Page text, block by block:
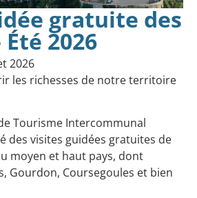
gratuite des
2026
2026
les richesses de notre territoire
de Tourisme Intercommunal
des visites guidées gratuites de
moyen et haut pays, dont
Gourdon, Coursegoules et bien